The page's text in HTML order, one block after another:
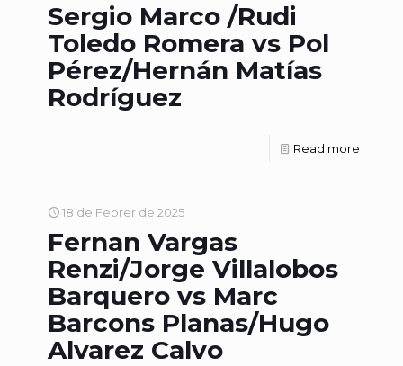
Sergio Marco /Rudi
Toledo Romera vs Pol
Pérez/Hernán Matías
Rodríguez
Read more
18 de Febrer de 2025
Fernan Vargas
Renzi/Jorge Villalobos
Barquero vs Marc
Barcons Planas/Hugo
Alvarez Calvo